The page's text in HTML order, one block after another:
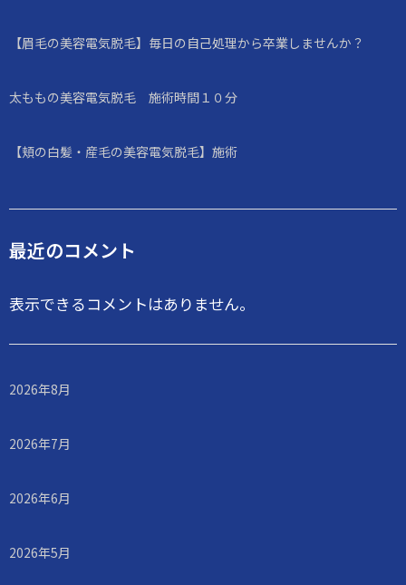
【眉毛の美容電気脱毛】毎日の自己処理から卒業しませんか？
太ももの美容電気脱毛 施術時間１０分
【頬の白髪・産毛の美容電気脱毛】施術
最近のコメント
表示できるコメントはありません。
2026年8月
2026年7月
2026年6月
2026年5月